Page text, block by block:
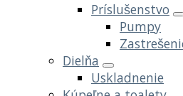
Príslušenstvo
Pumpy
Dielňa
Uskladnenie